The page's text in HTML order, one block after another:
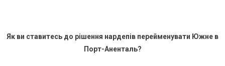
Як ви ставитесь до рішення нардепів перейменувати Южне в
Порт-Аненталь?